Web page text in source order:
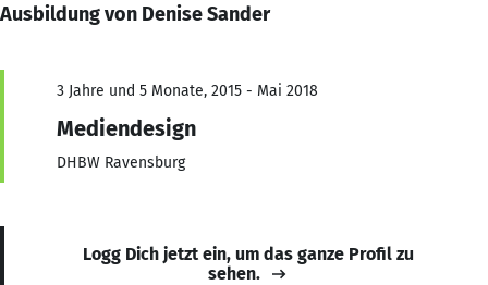
Ausbildung von Denise Sander
3 Jahre und 5 Monate, 2015 - Mai 2018
Mediendesign
DHBW Ravensburg
Logg Dich jetzt ein, um das ganze Profil zu
sehen.